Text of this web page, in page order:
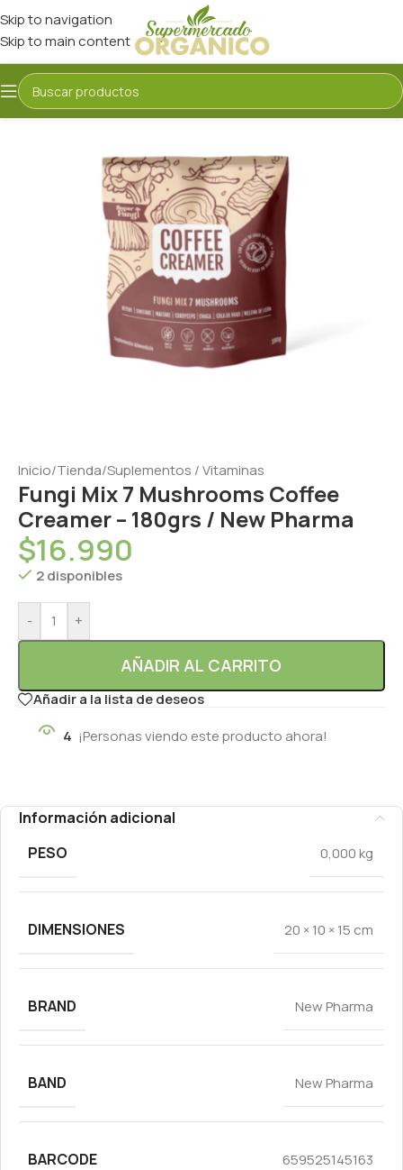
Skip to navigation
Skip to main content
Inicio/Tienda/Suplementos / Vitaminas
Fungi Mix 7 Mushrooms Coffee
Creamer – 180grs / New Pharma
$16.990
2 disponibles
- +
AÑADIR AL CARRITO
Añadir a la lista de deseos
4 ¡Personas viendo este producto ahora!
Información adicional
PESO
0,000 kg
DIMENSIONES 20 × 10 × 15 cm
BRAND New Pharma
BAND New Pharma
BARCODE 659525145163